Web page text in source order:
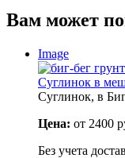
Вам может
Image
Суглинок в
Суглинок, в
Цена: от 2400
Без учета